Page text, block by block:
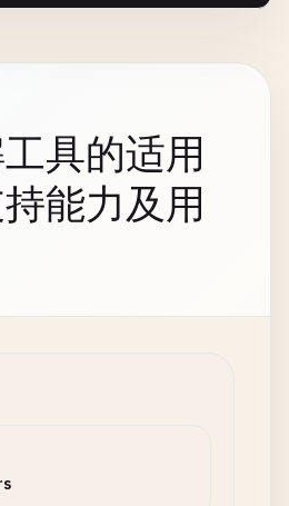
具的适用
能力及用